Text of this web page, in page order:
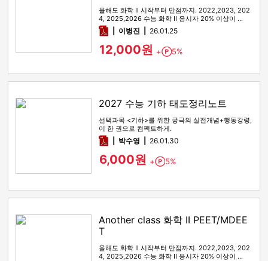
올해도 화학 II 시작부터 만점까지. 2022,2023, 202
4, 2025,2026 수능 화학 II 응시자 20% 이상이 …
pdf이병진 26.01.25
12,000원 + Point
5%
2027 수능 기하 태도정리노트
선택과목 <기하>를 위한 궁극의 실전개념+행동강령,
이 한 권으로 컴팩트하게.
pdf박수영 26.01.30
6,000원 + Point
5%
Another class 화학 II PEET/MDEE
T
올해도 화학 II 시작부터 만점까지. 2022,2023, 202
4, 2025,2026 수능 화학 II 응시자 20% 이상이 …